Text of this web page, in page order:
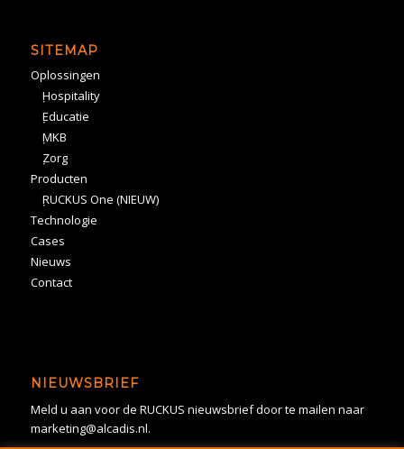
SITEMAP
Oplossingen
Hospitality
Educatie
MKB
Zorg
Producten
RUCKUS One (NIEUW)
Technologie
Cases
Nieuws
Contact
NIEUWSBRIEF
Meld u aan voor de RUCKUS nieuwsbrief door te mailen naar
marketing@alcadis.nl.